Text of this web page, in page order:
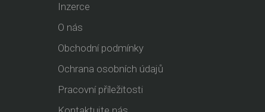
Inzerce
O nás
Obchodní podmínky
Ochrana osobních údajů
Pracovní příležitosti